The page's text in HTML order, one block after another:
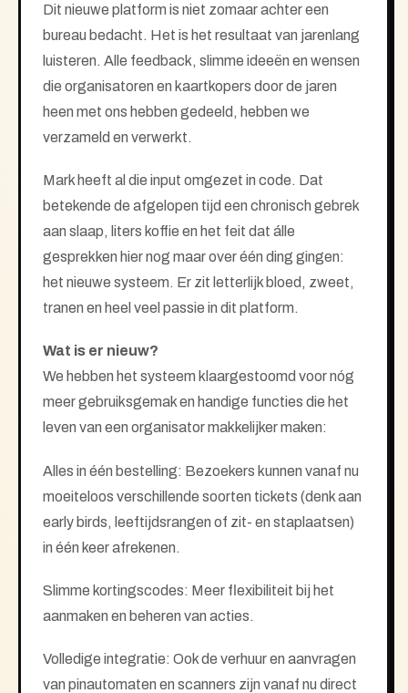
Dit nieuwe platform is niet zomaar achter een
bureau bedacht. Het is het resultaat van jarenlang
luisteren. Alle feedback, slimme ideeën en wensen
die organisatoren en kaartkopers door de jaren
heen met ons hebben gedeeld, hebben we
verzameld en verwerkt.
Mark heeft al die input omgezet in code. Dat
betekende de afgelopen tijd een chronisch gebrek
aan slaap, liters koffie en het feit dat álle
gesprekken hier nog maar over één ding gingen:
het nieuwe systeem. Er zit letterlijk bloed, zweet,
tranen en heel veel passie in dit platform.
Wat is er nieuw?
We hebben het systeem klaargestoomd voor nóg
meer gebruiksgemak en handige functies die het
leven van een organisator makkelijker maken:
Alles in één bestelling: Bezoekers kunnen vanaf nu
moeiteloos verschillende soorten tickets (denk aan
early birds, leeftijdsrangen of zit- en staplaatsen)
in één keer afrekenen.
Slimme kortingscodes: Meer flexibiliteit bij het
aanmaken en beheren van acties.
Volledige integratie: Ook de verhuur en aanvragen
van pinautomaten en scanners zijn vanaf nu direct